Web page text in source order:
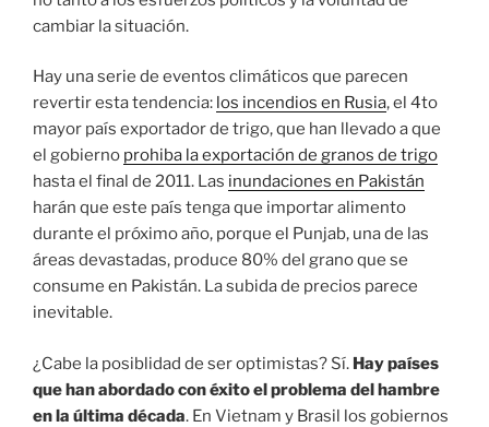
cambiar la situación.
Hay una serie de eventos climáticos que parecen
revertir esta tendencia: los incendios en Rusia, el 4to
mayor país exportador de trigo, que han llevado a que
el gobierno prohiba la exportación de granos de trigo
hasta el final de 2011. Las inundaciones en Pakistán
harán que este país tenga que importar alimento
durante el próximo año, porque el Punjab, una de las
áreas devastadas, produce 80% del grano que se
consume en Pakistán. La subida de precios parece
inevitable.
¿Cabe la posiblidad de ser optimistas? Sí. Hay países
que han abordado con éxito el problema del hambre
en la última década. En Vietnam y Brasil los gobiernos